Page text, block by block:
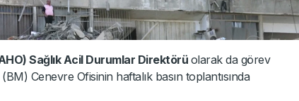
Sağlık Acil Durumlar Direktörü olarak da görev
Cenevre Ofisinin haftalık basın toplantısında